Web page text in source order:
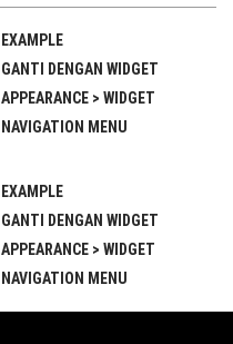
EXAMPLE
GANTI DENGAN WIDGET
APPEARANCE > WIDGET
NAVIGATION MENU
EXAMPLE
GANTI DENGAN WIDGET
APPEARANCE > WIDGET
NAVIGATION MENU